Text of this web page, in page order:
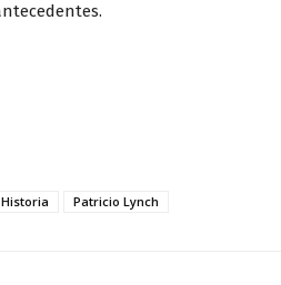
Historia Patricio Lynch